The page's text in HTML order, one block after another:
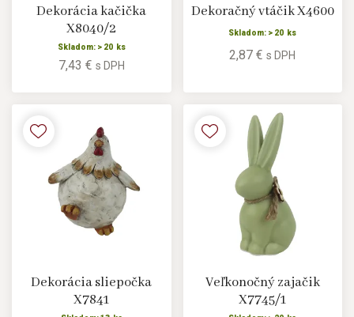
Dekorácia kačička
X8040/2
Skladom: > 20 ks
7,43 € s DPH
Dekoračný vtáčik X4600
Skladom: > 20 ks
2,87 €s DPH
Dekorácia sliepočka
X7841
Veľkonočný zajačik
X7745/1